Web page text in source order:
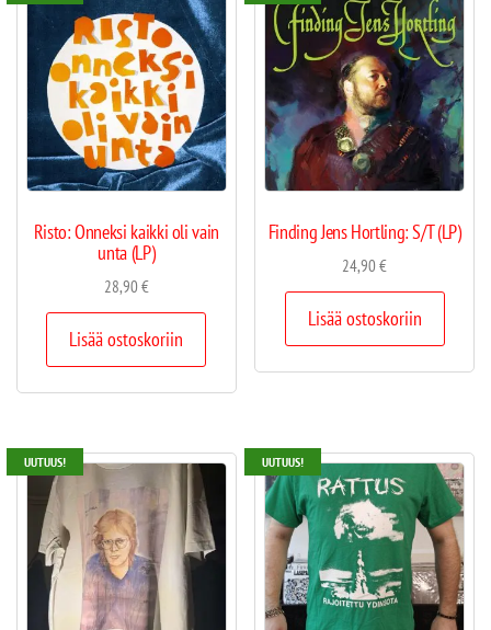
Risto: Onneksi kaikki oli vain
unta (LP)
28,90€
Lisää ostoskoriin
Finding Jens Hortling: S/T (LP)
24,90€
Lisää ostoskoriin
UUTUUS! UUTUUS!